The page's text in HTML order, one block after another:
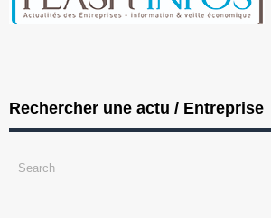
Rechercher une actu / Entreprise